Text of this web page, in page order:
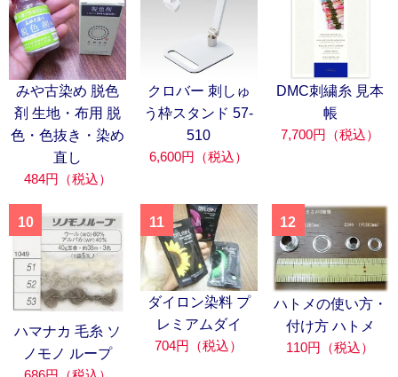
みや古染め 脱色
剤 生地・布用 脱
色・色抜き・染め
直し
484円（税込）
クロバー 刺しゅ
う枠スタンド 57-
510
6,600円（税込）
DMC刺繍糸 見本
帳
7,700円（税込）
10
ハマナカ 毛糸 ソ
ノモノ ループ
11
ダイロン染料 プ
レミアムダイ
704円（税込）
12
ハトメの使い方・
付け方 ハトメ
110円（税込）